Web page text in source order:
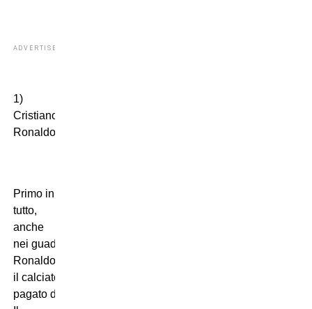
ADVERTISEMENT
1)
Cristiano
Ronaldo
Primo in
tutto,
anche
nei guadagni: Cristiano
Ronaldo è
il calciatore più
pagato dagli sponsor!